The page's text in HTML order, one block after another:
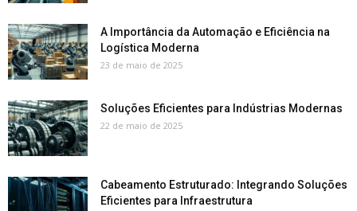
A Importância da Automação e Eficiência na
Logística Moderna
23 de maio de 2025
Soluções Eficientes para Indústrias Modernas
22 de maio de 2025
Cabeamento Estruturado: Integrando Soluções
Eficientes para Infraestrutura